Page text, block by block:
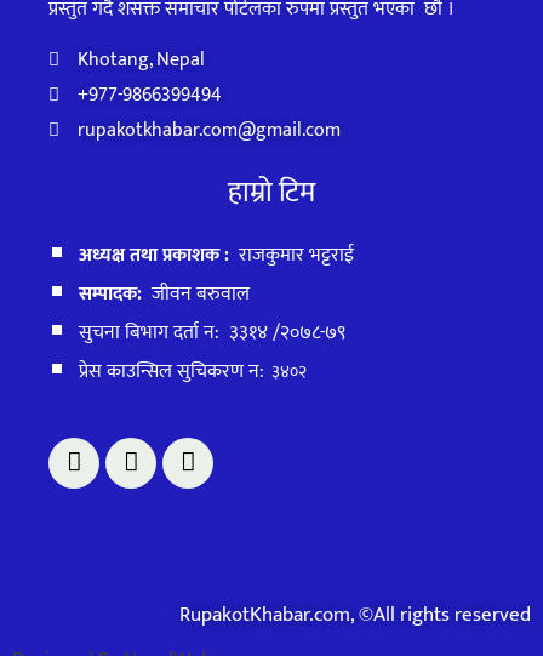
प्रस्तुत गर्दै शसक्त समाचार पोर्टलका रुपमा प्रस्तुतभएका छौ ।
Khotang, Nepal
+977-9866399494
rupakotkhabar.com@gmail.com
हाम्रो टिम
अध्यक्ष तथा प्रकाशक : राजकुमार भट्टराई
सम्पादक:जीवन बरुवाल
सुचना बिभाग दर्ता न: ३३१४ /२०७८-७९
प्रेस काउन्सिल सुचिकरण न: ३४०२
RupakotKhabar.com, ©All rights reserved